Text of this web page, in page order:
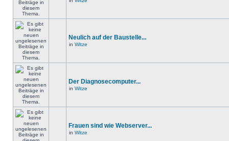
Neulich auf der Baustelle...
in Witze
Der Diagnosecomputer...
in Witze
Frauen sind wie Webserver...
in Witze